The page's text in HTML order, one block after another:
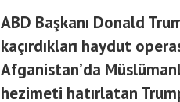
ABD Başkanı Donald
kaçırdıkları haydut
Afganistan’da
hezimeti hatırlatan